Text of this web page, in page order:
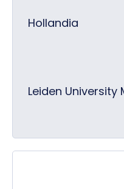
Hollandia
Leiden University